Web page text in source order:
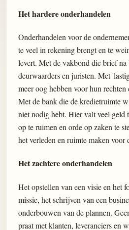
Het hardere onderhandelen
Onderhandelen voor de
te veel in rekening brengt en te
levert. Met de vakbond die brief
deurwaarders en juristen. Met
meer oog hebben voor hun
Met de bank die de kredietruimte
niet nodig hebt. Hier valt veel geld
op te ruimen en orde op zaken te
het verleden en ruimte maken voor
Het zachtere onderhandelen
Het opstellen van een visie en het
missie, het schrijven van een
onderbouwen van de plannen.
praat met klanten, leveranciers en